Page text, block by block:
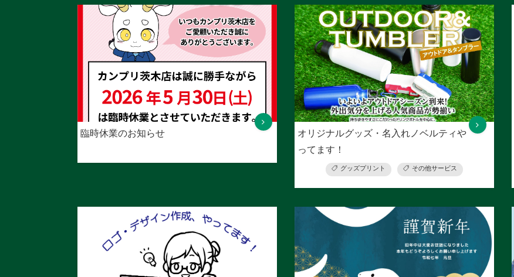
臨時休業のお知らせ
オリジナルグッズ・名入れノベルティや
ってます！
グッズプリント その他サービス